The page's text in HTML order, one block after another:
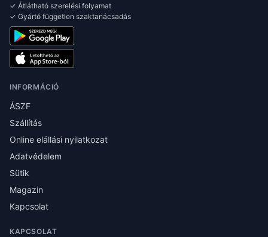
✓ Átlátható szerelési folyamat
✓ Gyártó független szaktanácsadás
INFORMÁCIÓ
ÁSZF
Szállítás
Online elállási nyilatkozat
Adatvédelem
Sütik
Magazin
Kapcsolat
KAPCSOLAT